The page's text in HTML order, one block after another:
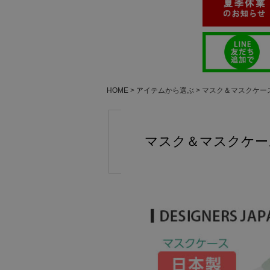
HOME アイテムから選ぶ マスク＆マスクケー
マスク＆マスクケ